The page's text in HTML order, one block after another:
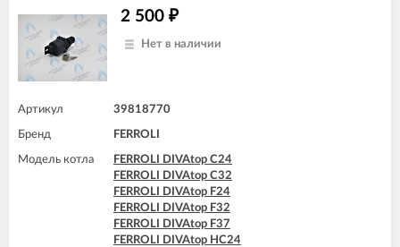
2 500 ₽
Нет в наличии
Артикул 39818770
Бренд FERROLI
Модель котла
FERROLI DIVAtop C24
FERROLI DIVAtop C32
FERROLI DIVAtop F24
FERROLI DIVAtop F32
FERROLI DIVAtop F37
FERROLI DIVAtop HC24